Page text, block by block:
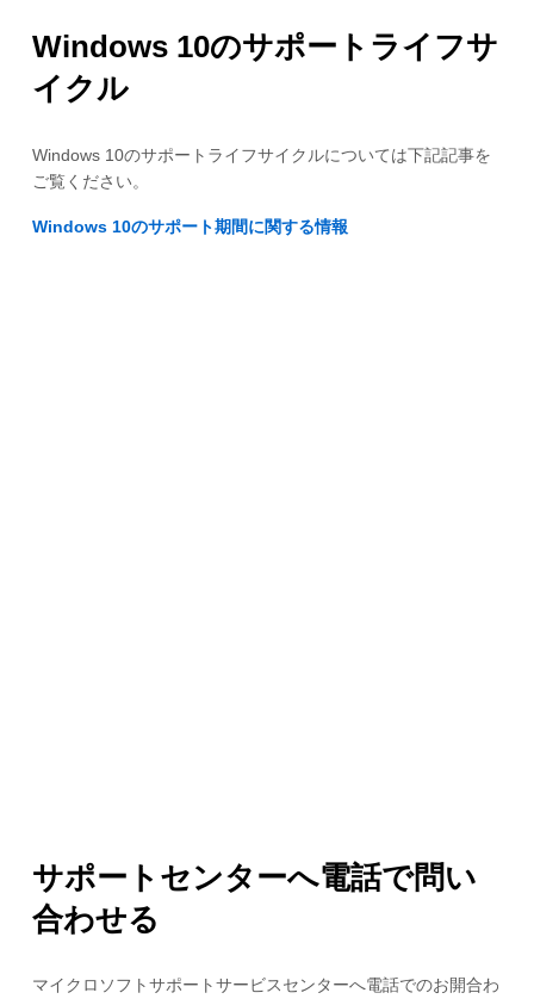
Windows 10のサポートライフサ
イクル
Windows 10のサポートライフサイクルについては下記記事を
ご覧ください。
Windows 10のサポート期間に関する情報
サポートセンターへ電話で問い
合わせる
マイクロソフトサポートサービスセンターへ電話でのお開合わ